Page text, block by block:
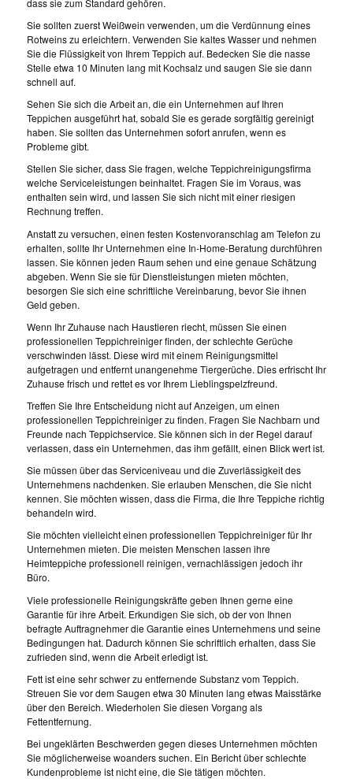
Sie sollten zuerst Weißwein verwenden, um die Verdünnung eines
Rotweins zu erleichtern. Verwenden Sie kaltes Wasser und nehmen
Sie die Flüssigkeit von Ihrem Teppich auf. Bedecken Sie die nasse
Stelle etwa 10 Minuten lang mit Kochsalz und saugen Sie sie dann
schnell auf.
Sehen Sie sich die Arbeit an, die ein Unternehmen auf Ihren
Teppichen ausgeführt hat, sobald Sie es gerade sorgfältig gereinigt
haben. Sie sollten das Unternehmen sofort anrufen, wenn es
Probleme gibt.
Stellen Sie sicher, dass Sie fragen, welche Teppichreinigungsfirma
welche Serviceleistungen beinhaltet. Fragen Sie im Voraus, was
enthalten sein wird, und lassen Sie sich nicht mit einer riesigen
Rechnung treffen.
Anstatt zu versuchen, einen festen Kostenvoranschlag am Telefon zu
erhalten, sollte Ihr Unternehmen eine In-Home-Beratung durchführen
lassen. Sie können jeden Raum sehen und eine genaue Schätzung
abgeben. Wenn Sie sie für Dienstleistungen mieten möchten,
besorgen Sie sich eine schriftliche Vereinbarung, bevor Sie ihnen
Geld geben.
Wenn Ihr Zuhause nach Haustieren riecht, müssen Sie einen
professionellen Teppichreiniger finden, der schlechte Gerüche
verschwinden lässt. Diese wird mit einem Reinigungsmittel
aufgetragen und entfernt unangenehme Tiergerüche. Dies erfrischt Ihr
Zuhause frisch und rettet es vor Ihrem Lieblingspelzfreund.
Treffen Sie Ihre Entscheidung nicht auf Anzeigen, um einen
professionellen Teppichreiniger zu finden. Fragen Sie Nachbarn und
Freunde nach Teppichservice. Sie können sich in der Regel darauf
verlassen, dass ein Unternehmen, das ihm gefällt, einen Blick wert ist.
Sie müssen über das Serviceniveau und die Zuverlässigkeit des
Unternehmens nachdenken. Sie erlauben Menschen, die Sie nicht
kennen. Sie möchten wissen, dass die Firma, die Ihre Teppiche richtig
behandeln wird.
Sie möchten vielleicht einen professionellen Teppichreiniger für Ihr
Unternehmen mieten. Die meisten Menschen lassen ihre
Heimteppiche professionell reinigen, vernachlässigen jedoch ihr
Büro.
Viele professionelle Reinigungskräfte geben Ihnen gerne eine
Garantie für ihre Arbeit. Erkundigen Sie sich, ob der von Ihnen
befragte Auftragnehmer die Garantie eines Unternehmens und seine
Bedingungen hat. Dadurch können Sie schriftlich erhalten, dass Sie
zufrieden sind, wenn die Arbeit erledigt ist.
Fett ist eine sehr schwer zu entfernende Substanz vom Teppich.
Streuen Sie vor dem Saugen etwa 30 Minuten lang etwas Maisstärke
über den Bereich. Wiederholen Sie diesen Vorgang als
Fettentfernung.
Bei ungeklärten Beschwerden gegen dieses Unternehmen möchten
Sie möglicherweise woanders suchen. Ein Bericht über schlechte
Kundenprobleme ist nicht eine, die Sie tätigen möchten.